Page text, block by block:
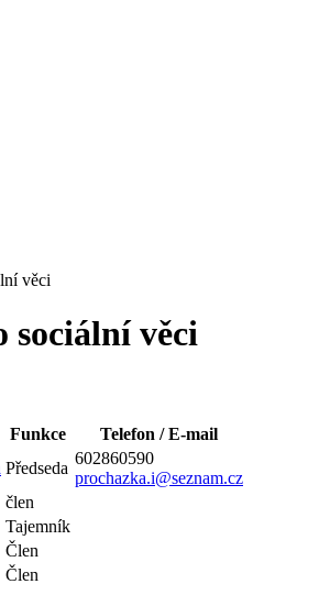
věci
sociální věci
Funkce
Telefon / E-mail
Předseda
602860590
prochazka.i@seznam.cz
člen
Tajemník
Člen
Člen